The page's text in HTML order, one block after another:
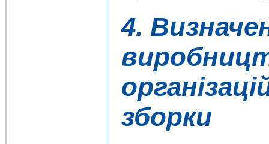
4.
зборки